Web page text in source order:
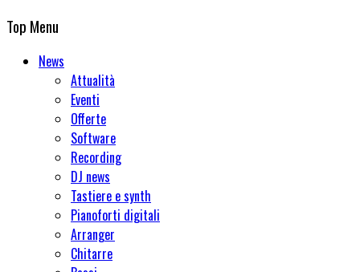
Top Menu
News
Attualità
Eventi
Offerte
Software
Recording
DJ news
Tastiere e synth
Pianoforti digitali
Arranger
Chitarre